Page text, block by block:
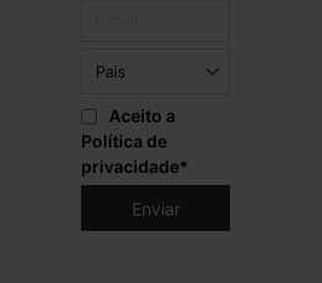
Aceito a
Política de
privacidade*